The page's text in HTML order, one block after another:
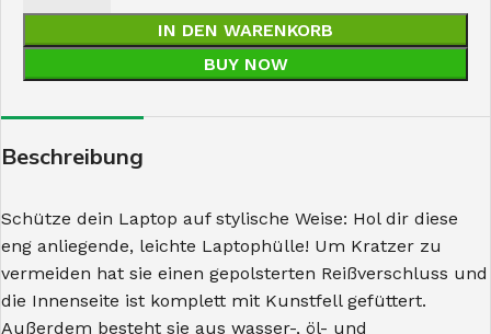
IN DEN WARENKORB
BUY NOW
Beschreibung
Schütze dein Laptop auf stylische Weise: Hol dir diese
eng anliegende, leichte Laptophülle! Um Kratzer zu
vermeiden hat sie einen gepolsterten Reißverschluss und
die Innenseite ist komplett mit Kunstfell gefüttert.
Außerdem besteht sie aus wasser-, öl- und